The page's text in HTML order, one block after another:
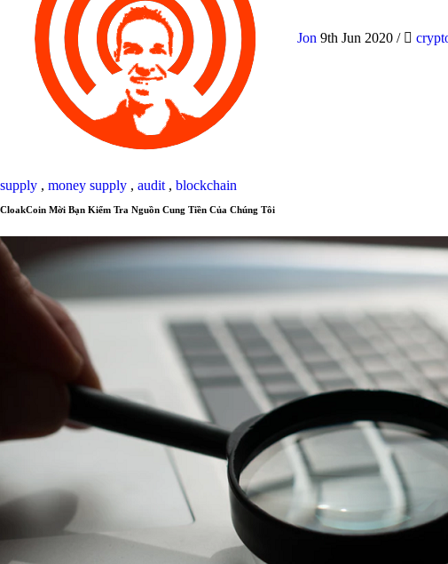
Jon 9th Jun 2020 /
supply , money supply , audit , blockchain
CloakCoin Mời Bạn Kiểm Tra Nguồn Cung Tiền Của Chúng Tôi